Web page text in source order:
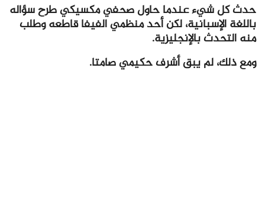
حدث كل شيء عندما حاول صحفي مكسيكي طرح سؤاله
باللغة الإسبانية، لكن أحد منظمي الفيفا قاطعه وطلب
منه التحدث بالإنجليزية.
ومع ذلك، لم يبق أشرف حكيمي صامتا.